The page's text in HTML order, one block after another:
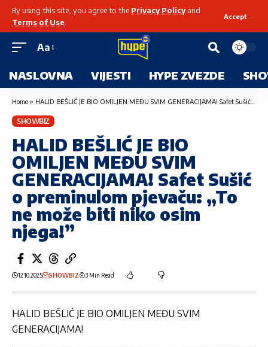
By using this site, you agree to the Privacy Policyand
Terms of Use
Accept
Aa
NASLOVNA VIJESTI HYPE ZVEZDE
Home » HALID BEŠLIĆ JE BIO OMILJEN MEĐU SVIM GENERACIJAMA! Safet Sušić o preminulom pjevaču: „To ne može biti niko osim njega!”
SHOWBIZ
HALID BEŠLIĆ JE BIO
OMILJEN MEĐU SVIM
GENERACIJAMA! Safet Sušić
o preminulom pjevaču: „To
ne može biti niko osim
njega!”
12.10.2025 SHOWBIZ 3 Min Read
HALID BEŠLIĆ JE BIO OMILJEN MEĐU SVIM
GENERACIJAMA!